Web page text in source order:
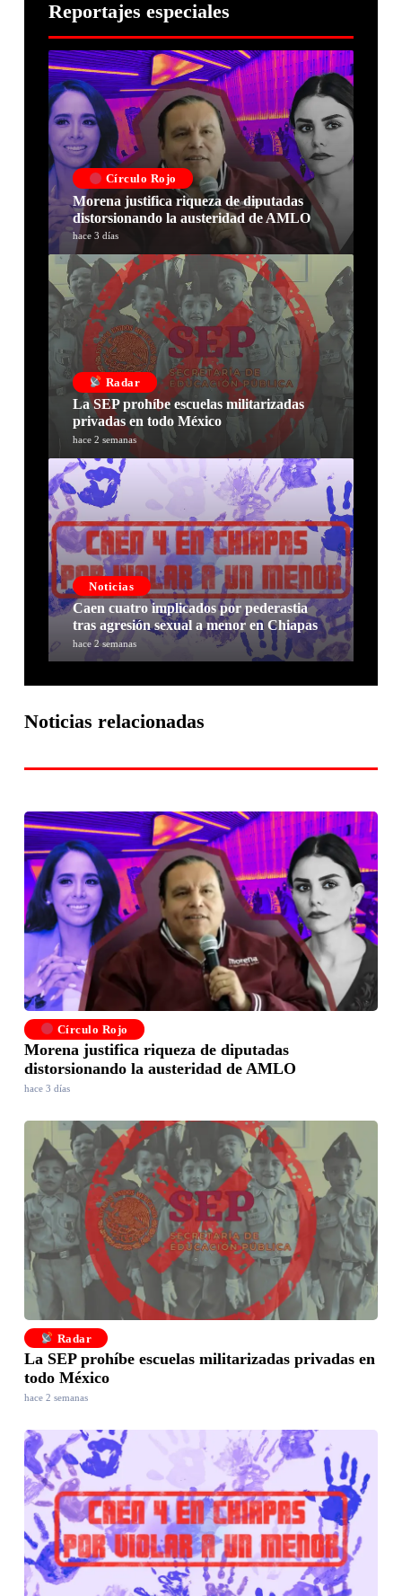
Reportajes especiales
Círculo Rojo
Morena justifica riqueza de diputadas
distorsionando la austeridad de AMLO
hace 3 días
Radar
La SEP prohíbe escuelas militarizadas
privadas en todo México
hace 2 semanas
Noticias
Caen cuatro implicados por pederastia
tras agresión sexual a menor en Chiapas
hace 2 semanas
Noticias relacionadas
Círculo Rojo
Morena justifica riqueza de diputadas
distorsionando la austeridad de AMLO
hace 3 días
Radar
La SEP prohíbe escuelas militarizadas privadas en
todo México
hace 2 semanas